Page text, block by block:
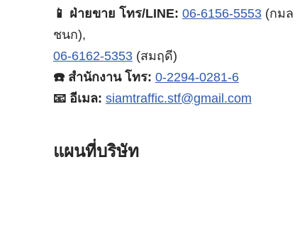
📱 ฝ่ายขาย โทร/LINE: 06-6156-5553(กมล
ชนก),
06-6162-5353(สมฤดี)
☎️ สำนักงาน โทร: 0-2294-0281-6
📧 อีเมล: siamtraffic.stf@gmail.com
แผนที่บริษัท